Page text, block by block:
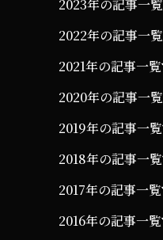
2023年の記事一覧
2022年の記事一覧
2021年の記事一覧
2020年の記事一覧
2019年の記事一覧
2018年の記事一覧
2017年の記事一覧
2016年の記事一覧